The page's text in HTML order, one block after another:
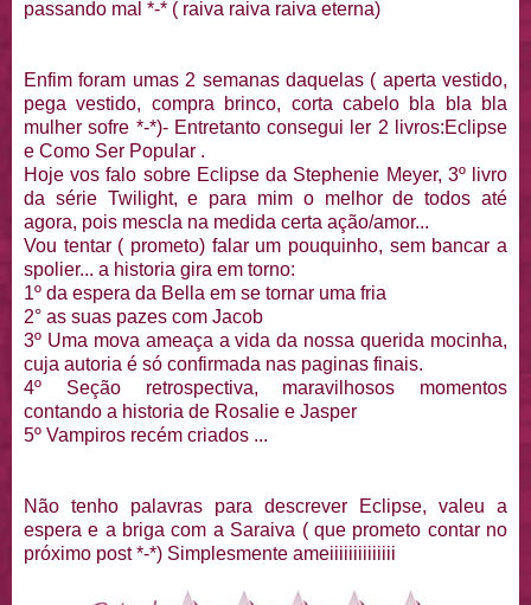
passando mal *-* ( raiva raiva raiva eterna)
Enfim foram umas 2 semanas daquelas ( aperta vestido,
pega vestido, compra brinco, corta cabelo bla bla bla
mulher sofre *-*)- Entretanto consegui ler 2 livros:Eclipse
e Como Ser Popular .
Hoje vos falo sobre Eclipse da Stephenie Meyer, 3º livro
da série Twilight, e para mim o melhor de todos até
agora, pois mescla na medida certa ação/amor...
Vou tentar ( prometo) falar um pouquinho, sem bancar a
spolier... a historia gira em torno:
1º da espera da Bella em se tornar uma fria
2° as suas pazes com Jacob
3º Uma mova ameaça a vida da nossa querida mocinha,
cuja autoria é só confirmada nas paginas finais.
4º Seção retrospectiva, maravilhosos momentos
contando a historia de Rosalie e Jasper
5º Vampiros recém criados ...
Não tenho palavras para descrever Eclipse, valeu a
espera e a briga com a Saraiva ( que prometo contar no
próximo post *-*) Simplesmente ameiiiiiiiiiiiiii